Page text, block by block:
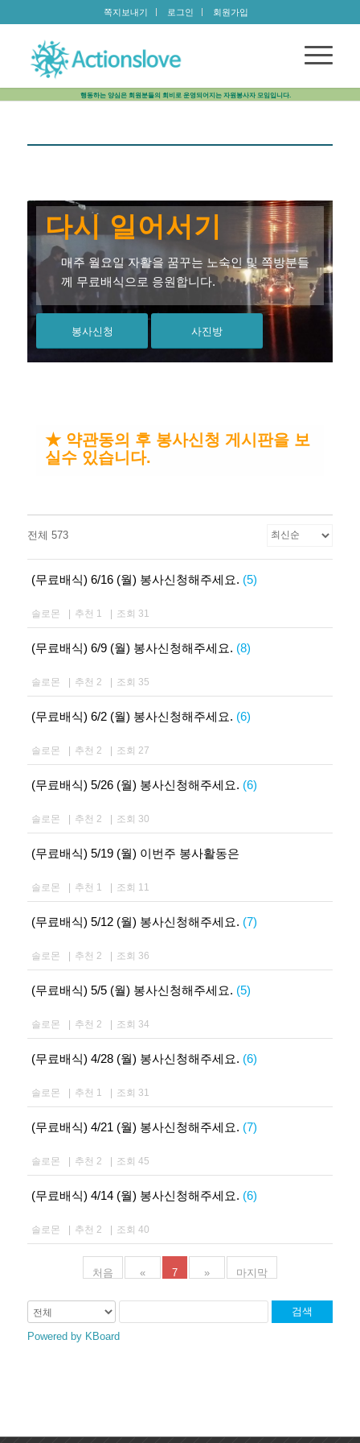
쪽지보내기 로그인 회원가입
행동하는 양심은 회원분들의 회비로 운영되어지는 자원봉사자 모임입니다.
다시 일어서기
매주 월요일 자활을 꿈꾸는 노숙인 및 쪽방분들
께 무료배식으로 응원합니다.
봉사신청 사진방
★ 약관동의 후 봉사신청 게시판을 보
실수 있습니다.
전체 573
(무료배식) 6/16 (월) 봉사신청해주세요. (5)
솔로몬 | 추천 1 | 조회 31
(무료배식) 6/9 (월) 봉사신청해주세요. (8)
솔로몬 | 추천 2 | 조회 35
(무료배식) 6/2 (월) 봉사신청해주세요. (6)
솔로몬 | 추천 2 | 조회 27
(무료배식) 5/26 (월) 봉사신청해주세요. (6)
솔로몬 | 추천 2 | 조회 30
(무료배식) 5/19 (월) 이번주 봉사활동은
솔로몬 | 추천 1 | 조회 11
(무료배식) 5/12 (월) 봉사신청해주세요. (7)
솔로몬 | 추천 2 | 조회 36
(무료배식) 5/5 (월) 봉사신청해주세요. (5)
솔로몬 | 추천 2 | 조회 34
(무료배식) 4/28 (월) 봉사신청해주세요. (6)
솔로몬 | 추천 1 | 조회 31
(무료배식) 4/21 (월) 봉사신청해주세요. (7)
솔로몬 | 추천 2 | 조회 45
(무료배식) 4/14 (월) 봉사신청해주세요. (6)
솔로몬 | 추천 2 | 조회 40
처음 « 7 » 마지막
검색
Powered by KBoard